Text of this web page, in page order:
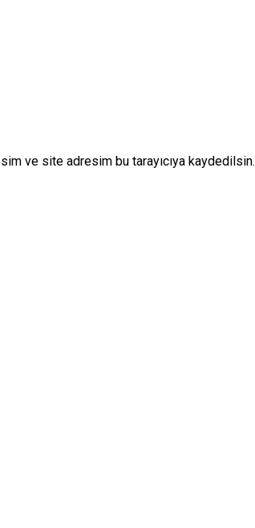
ve site adresim bu tarayıcıya kaydedilsin.